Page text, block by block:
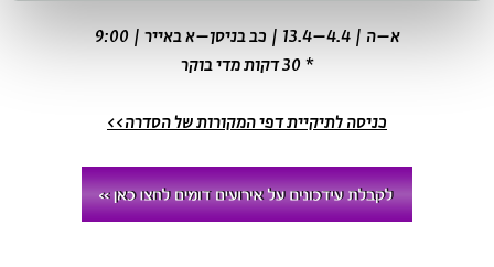
א–ה | 4.4–13.4 | כב בניסן–א באייר | 9:00
* 30 דקות מדי בוקר
כניסה לתיקיית דפי המקורות של הסדרה>>